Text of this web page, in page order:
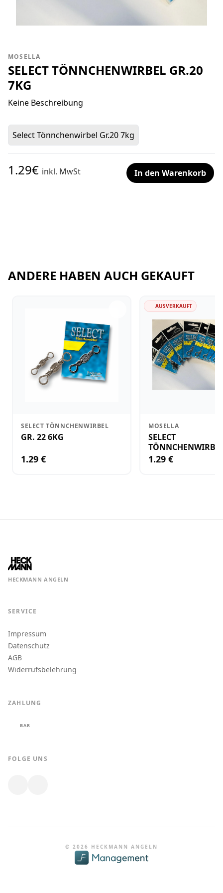
MOSELLA
SELECT TÖNNCHENWIRBEL GR.20
7KG
Keine Beschreibung
Select Tönnchenwirbel Gr.20 7kg
1.29€ inkl. MwSt In den Warenkorb
ANDERE HABEN AUCH GEKAUFT
SELECT TÖNNCHENWIRBEL
GR. 22 6KG
1.29 €
AUSVERKAUFT
MOSELLA
SELECT
18 8KG
1.29 €
HECKMANN ANGELN
SERVICE
Impressum
Datenschutz
AGB
Widerrufsbelehrung
ZAHLUNG
BAR
FOLGE UNS
© 2026 HECKMANN ANGELN